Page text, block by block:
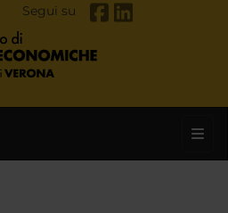
Segui su